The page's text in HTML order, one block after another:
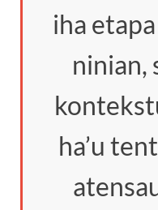
iha
ninian,
ha’u